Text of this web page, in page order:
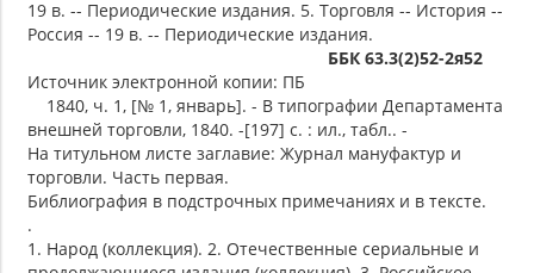
19 в. -- Периодические издания. 5. Торговля -- История --
Россия -- 19 в. -- Периодические издания.
ББК 63.3(2)52-2я52
Источник электронной копии: ПБ
1840, ч. 1, [№ 1, январь]. - В типографии Департамента
внешней торговли, 1840. -[197] с. : ил., табл.. -
На титульном листе заглавие: Журнал мануфактур и
торговли. Часть первая.
Библиография в подстрочных примечаниях и в тексте.
.
1. Народ (коллекция). 2. Отечественные сериальные и